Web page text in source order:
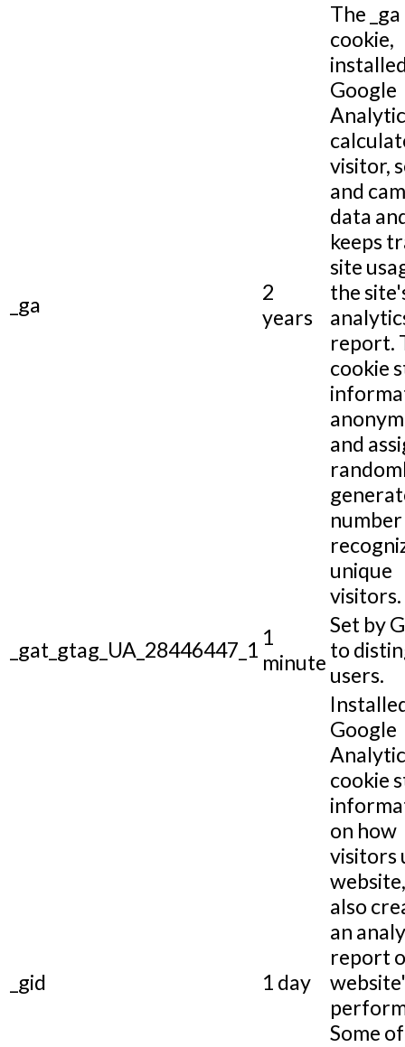
_ga
2
years
The _ga
cookie,
Google
visitor,
and
data
keeps
site
the
report.
cookie
and
unique
visitors.
_gat_gtag_UA_28446447_1 1
minute
Set by
to
users.
_gid 1 day
Google
cookie
on how
visitors
also
an
report
Some